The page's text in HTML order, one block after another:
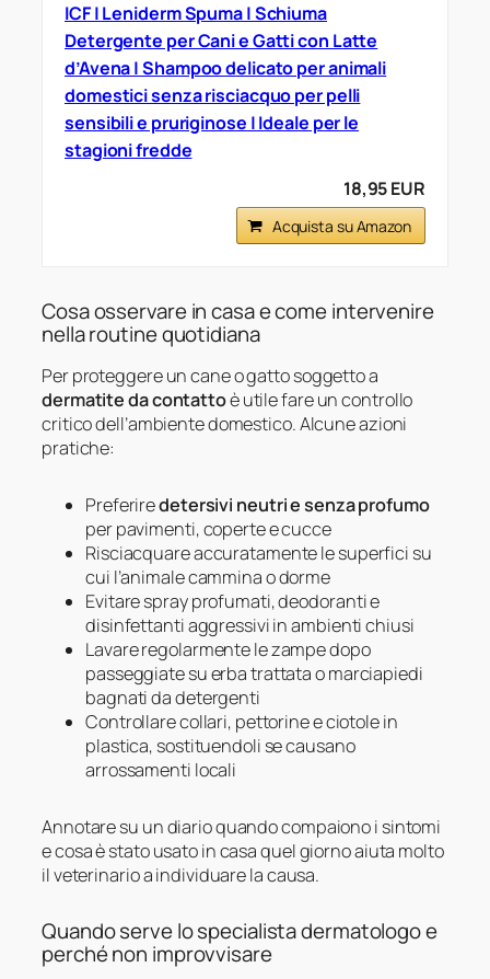
ICF | Leniderm Spuma | Schiuma
Detergente per Cani e Gatti con Latte
d’Avena | Shampoo delicato per animali
domestici senza risciacquo per pelli
sensibili e pruriginose | Ideale per le
stagioni fredde
18,95 EUR
Acquista su Amazon
Cosa osservare in casa e come intervenire
nella routine quotidiana
Per proteggere un cane o gatto soggetto a
dermatite da contattoè utile fare un controllo
critico dell’ambiente domestico. Alcune azioni
pratiche:
Preferiredetersivi neutri e senza profumo
per pavimenti, coperte e cucce
Risciacquare accuratamente le superfici su
cui l’animale cammina o dorme
Evitare spray profumati, deodoranti e
disinfettanti aggressivi in ambienti chiusi
Lavare regolarmente le zampe dopo
passeggiate su erba trattata o marciapiedi
bagnati da detergenti
Controllare collari, pettorine e ciotole in
plastica, sostituendoli se causano
arrossamenti locali
Annotare su un diario quando compaiono i sintomi
e cosa è stato usato in casa quel giorno aiuta molto
il veterinario a individuare la causa.
Quando serve lo specialista dermatologo e
perché non improvvisare